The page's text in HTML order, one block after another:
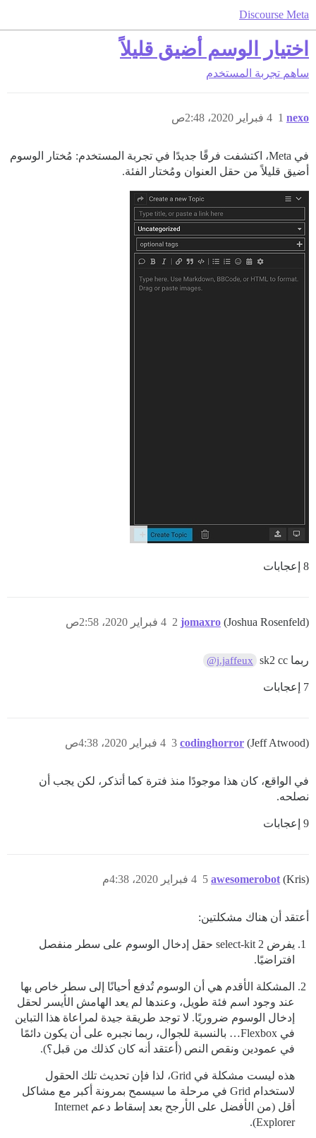
Discourse Meta
اختيار الوسم أضيق قليلاً
ساهم تجربة المستخدم
nexo 4 فبراير 2020، 2:48ص 1
في Meta، اكتشفت فرقًا جديدًا في تجربة المستخدم: مُختار الوسوم
أضيق قليلاً من حقل العنوان ومُختار الفئة.
8 إعجابات
jomaxro (Joshua Rosenfeld) 4 فبراير 2020، 2:58ص 2
ربما sk2 cc @j.jaffeux
7 إعجابات
codinghorror (Jeff Atwood) 4 فبراير 2020، 4:38ص 3
في الواقع، كان هذا موجودًا منذ فترة كما أتذكر، لكن يجب أن
نصلحه.
9 إعجابات
awesomerobot (Kris) 4 فبراير 2020، 4:38م 5
أعتقد أن هناك مشكلتين:
يفرض select-kit 2 حقل إدخال الوسوم على سطر منفصل
افتراضيًا.
المشكلة الأقدم هي أن الوسوم تُدفع أحيانًا إلى سطر خاص بها
عند وجود اسم فئة طويل، وعندها لم يعد الهامش الأيسر لحقل
إدخال الوسوم ضروريًا. لا توجد طريقة جيدة لمراعاة هذا التباين
في Flexbox… بالنسبة للجوال، ربما نجبره على أن يكون دائمًا
في عمودين ونقص النص (أعتقد أنه كان كذلك من قبل؟).
هذه ليست مشكلة في Grid، لذا فإن تحديث تلك الحقول
لاستخدام Grid في مرحلة ما سيسمح بمرونة أكبر مع مشاكل
أقل (من الأفضل على الأرجح بعد إسقاط دعم Internet
Explorer).